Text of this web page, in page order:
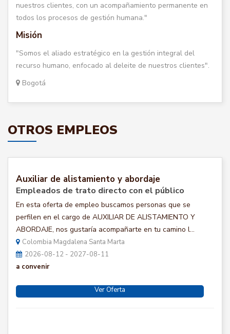
nuestros clientes, con un acompañamiento permanente en
todos los procesos de gestión humana."
Misión
"Somos el aliado estratégico en la gestión integral del
recurso humano, enfocado al deleite de nuestros clientes".
Bogotá
OTROS EMPLEOS
Auxiliar de alistamiento y abordaje
Empleados de trato directo con el público
En esta oferta de empleo buscamos personas que se
perfilen en el cargo de AUXILIAR DE ALISTAMIENTO Y
ABORDAJE, nos gustaría acompañarte en tu camino l...
Colombia Magdalena Santa Marta
2026-08-12 - 2027-08-11
a convenir
Ver Oferta